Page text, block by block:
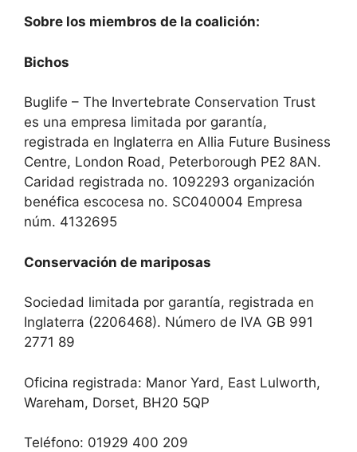
Sobre los miembros de la coalición:
Bichos
Buglife – The Invertebrate Conservation Trust
es una empresa limitada por garantía,
registrada en Inglaterra en Allia Future Business
Centre, London Road, Peterborough PE2 8AN.
Caridad registrada no. 1092293 organización
benéfica escocesa no. SC040004 Empresa
núm. 4132695
Conservación de mariposas
Sociedad limitada por garantía, registrada en
Inglaterra (2206468). Número de IVA GB 991
2771 89
Oficina registrada: Manor Yard, East Lulworth,
Wareham, Dorset, BH20 5QP
Teléfono: 01929 400 209